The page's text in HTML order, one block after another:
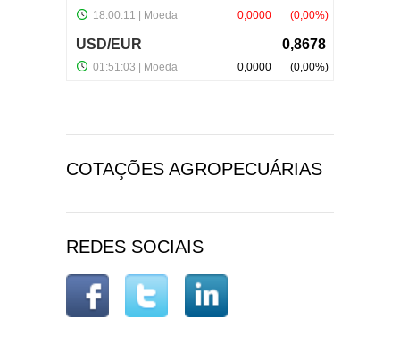
COTAÇÕES AGROPECUÁRIAS
REDES SOCIAIS